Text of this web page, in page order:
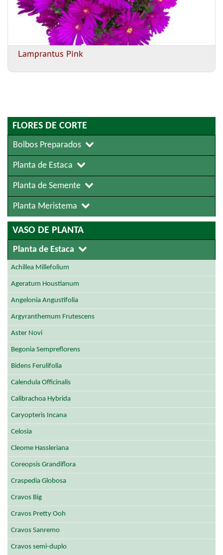
FLORES DE CORTE
Bolbos Preparados
Planta de Estaca
Planta de Semente
Planta Meristema
VASO DE PLANTA
Planta de Estaca
Achillea Millefolium
Ageratum Houstianum
Angelonia Angustifolia
Argyranthemum Frutescens
Aster Novi
Begonia Sempreflorens
Bidens Ferulifolia
Calendula Officinalis
Calibrachoa Hybrida
Caryopteris Incana
Celosia
Cleome Hassleriana
Coreopsis Grandiflora
Craspedia Globosa
Cravos Big
Cravos Pretty Ooh
Cravos Sanremo
Cravos semi-duplo
Lamprantus Pink